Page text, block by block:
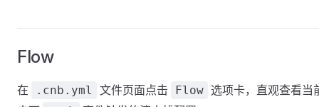
Flow
在 .cnb.yml 文件页面点击 Flow 选项卡，直观查看当